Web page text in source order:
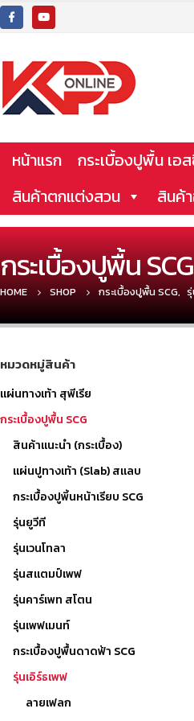
หน้าแรก กระเบื้องปูพื้น เอ
สินค้าตกแต่งสวน
สินค้
กระเบื้องปูพื้น
HOME SHOP กระเบื้องปูพื้น SCG,
หมวดหมู่สินค้า
แผ่นทางเท้า สุพีเรีย
กระเบื้องปูพื้น SCG
สินค้าแนะนำ (กระเบื้อง)
แผ่นปูทางเท้า (Slab) สแลบ
กระเบื้องปูพิ้นหน้าเรียบ SCG
รุ่นยูวีที
รุ่นเวนโทลา
รุ่นสแตมป์เพฟ
รุ่นคาร์เพท สโตน
รุ่นเพฟเมนท์
กระเบื้องปูพื้นดาดฟ้า SCG
รุ่นเอิร์ธเพฟ
ลายเฟลก